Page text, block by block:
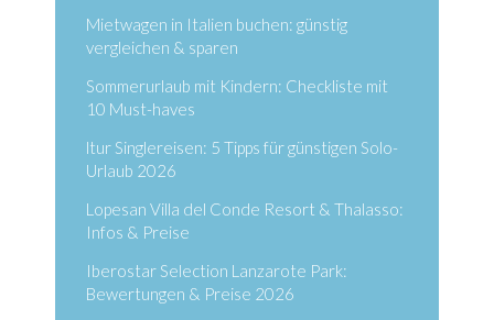
Mietwagen in Italien buchen: günstig
vergleichen & sparen
Sommerurlaub mit Kindern: Checkliste mit
10 Must-haves
ltur Singlereisen: 5 Tipps für günstigen Solo-
Urlaub 2026
Lopesan Villa del Conde Resort & Thalasso:
Infos & Preise
Iberostar Selection Lanzarote Park:
Bewertungen & Preise 2026